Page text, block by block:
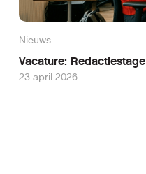
Nieuws
Vacature:
23 april 2026